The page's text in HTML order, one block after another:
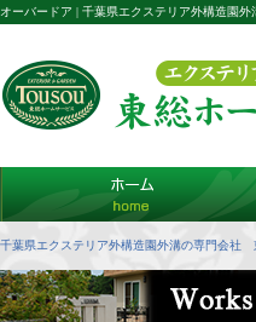
オーバードア | 千葉県エクステリア外構造園
千葉県エクステリア外構造園外溝の専門会社